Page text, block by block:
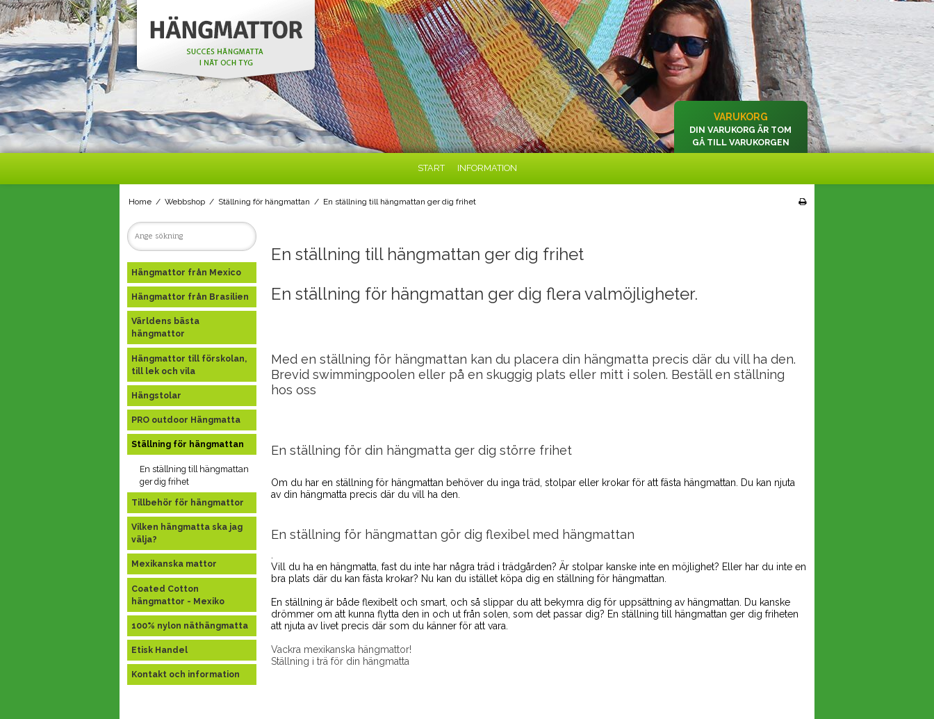
VARUKORG
DIN VARUKORG ÄR TOM
GÅ TILL VARUKORGEN
START INFORMATION
Home / Webbshop / Ställning för hängmattan / En ställning till hängmattan ger dig frihet
Hängmattor från Mexico
Hängmattor från Brasilien
Världens bästa
hängmattor
Hängmattor till förskolan,
till lek och vila
Hängstolar
PRO outdoor Hängmatta
Ställning för hängmattan
En ställning till hängmattan
ger dig frihet
Tillbehör för hängmattor
Vilken hängmatta ska jag
välja?
Mexikanska mattor
Coated Cotton
hängmattor - Mexiko
100% nylon näthängmatta
Etisk Handel
Kontakt och information
En ställning till hängmattan ger dig frihet
En ställning för hängmattan ger dig flera valmöjligheter.
Med en ställning för hängmattan kan du placera din hängmatta precis där du vill ha den.
Brevid swimmingpoolen eller på en skuggig plats eller mitt i solen. Beställ en ställning
hos oss
En ställning för din hängmatta ger dig större frihet
Om du har en ställning för hängmattan behöver du inga träd, stolpar eller krokar för att fästa hängmattan. Du kan njuta
av din hängmatta precis där du vill ha den.
En ställning för hängmattan gör dig flexibel med hängmattan
.
Vill du ha en hängmatta, fast du inte har några träd i trädgården? Är stolpar kanske inte en möjlighet? Eller har du inte en
bra plats där du kan fästa krokar? Nu kan du istället köpa dig en ställning för hängmattan.
En ställning är både flexibelt och smart, och så slippar du att bekymra dig för uppsättning av hängmattan. Du kanske
drömmer om att kunna flytta den in och ut från solen, som det passar dig? En ställning till hängmattan ger dig friheten
att njuta av livet precis där som du känner för att vara.
Vackra mexikanska hängmattor!
Ställning i trä för din hängmatta